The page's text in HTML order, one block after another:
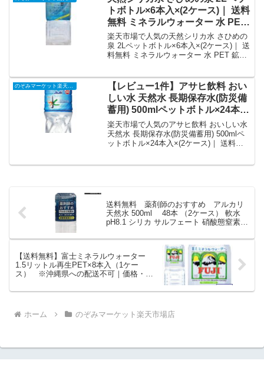
0件・平均評価0の商品情報・購入方法ま
とめ。
トボトル×6本入×(2ケース)｜ 送料
無料 ミネラルウォーター 水 PET
鉱水 軟水 2000ml 2l｜価格・送
料・ポイント還元まとめ
楽天市場で人気の天然シリカ水 さひめの
泉 2Lペットボトル×6本入×(2ケース)｜ 送
料無料 ミネラルウォーター 水 PET 鉱水
料別・ポイント1倍）。実ユーザーレビュ
ー0件・平均評価0の商品情報・購入方法
まとめ。
のぞみマーケット楽天市場店
【レビュー1件】アサヒ飲料 おい
しい水 天然水 長期保存水(防災備
蓄用) 500mlペットボトル×24本入
×(2ケース)｜ 送料無料 ミネラル
ウォーター 災害対策 軟水 水｜価
格・送料・ポイント還元まとめ
楽天市場で人気のアサヒ飲料 おいしい水
天然水 長期保存水(防災備蓄用) 500mlペ
ットボトル×24本入×(2ケース)｜ 送料無
送料無料 薬剤師のおすすめ アルカリ
天然水 500ml 48本 （2ケース） 軟水
pH8.1 シリカ サルフェート 硝酸態窒素ゼ
イ・エフ・ジー｜価格・送料・ポイント
【送料無料】富士ミネラルウォーター
1.5リットル再生PET×8本入（1ケー
ス） ※沖縄県への配送不可｜価格・送
ホーム のぞみマーケット楽天市場店